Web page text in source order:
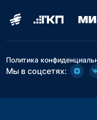
Политика
Мы в соцсетях: